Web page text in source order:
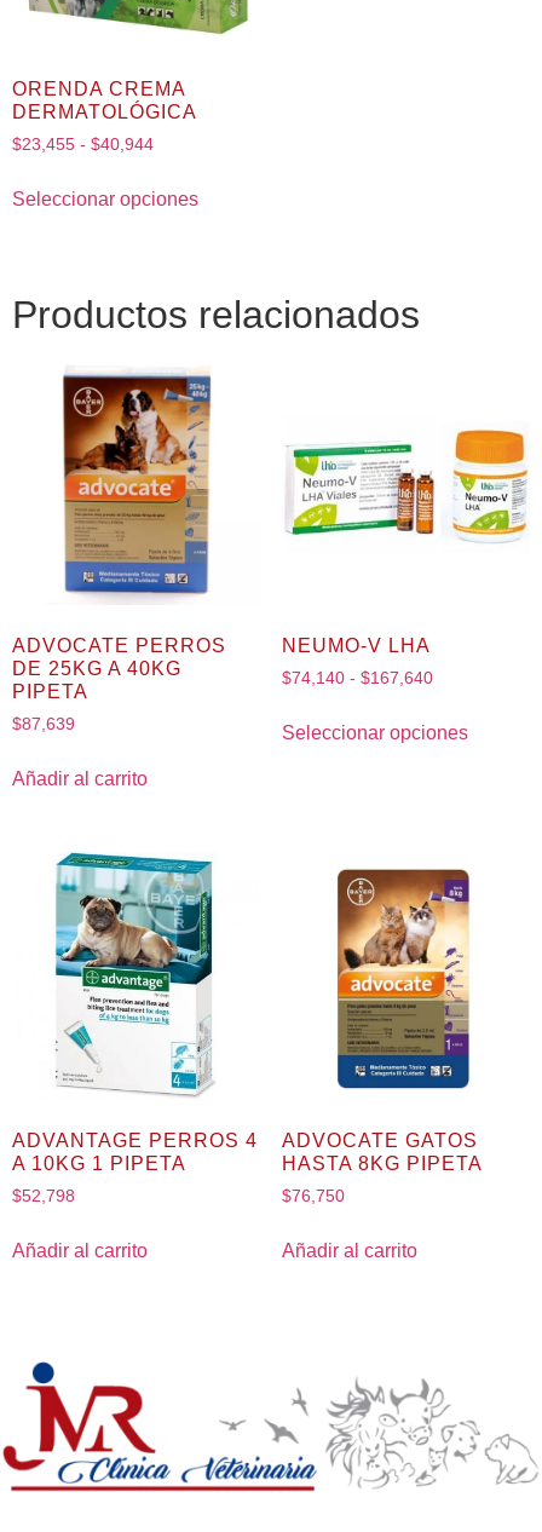
ORENDA CREMA
DERMATOLÓGICA
$23,455 - $40,944
Seleccionar opciones
Productos relacionados
ADVOCATE PERROS
DE 25KG A 40KG
PIPETA
$87,639
Añadir al carrito
NEUMO-V LHA
$74,140 - $167,640
Seleccionar opciones
ADVANTAGE PERROS 4
A 10KG 1 PIPETA
$52,798
Añadir al carrito
ADVOCATE GATOS
HASTA 8KG PIPETA
$76,750
Añadir al carrito